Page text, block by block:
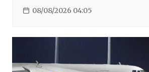
08/08/2026 04:05